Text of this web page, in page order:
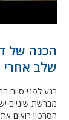
הכנה של
שלב
רגע לפני סיום
הסרטון רואים